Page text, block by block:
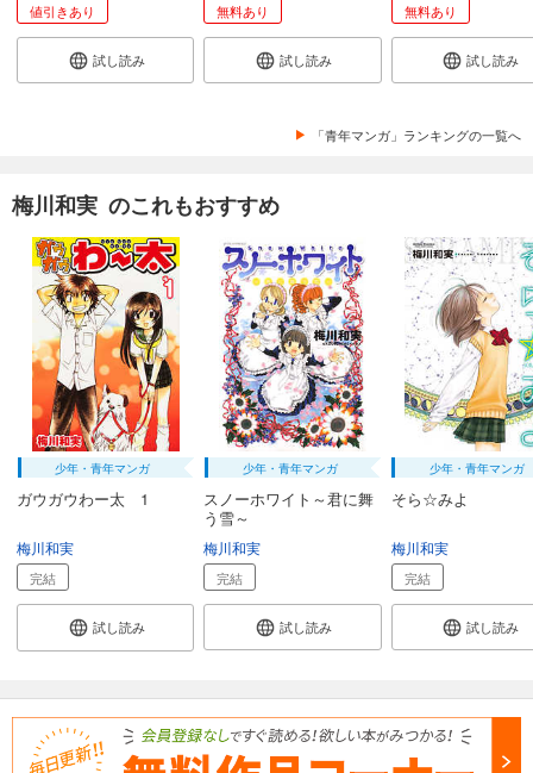
値引きあり
試し読み
無料あり
試し読み
無料あり
試し読み
「青年マンガ」ランキングの一覧へ
梅川和実 のこれもおすすめ
少年・青年マンガ
ガウガウわー太 1
梅川和実
完結
試し読み
少年・青年マンガ
スノーホワイト～君に舞
う雪～
梅川和実
完結
試し読み
少年・青年マンガ
そら☆みよ
梅川和実
完結
試し読み